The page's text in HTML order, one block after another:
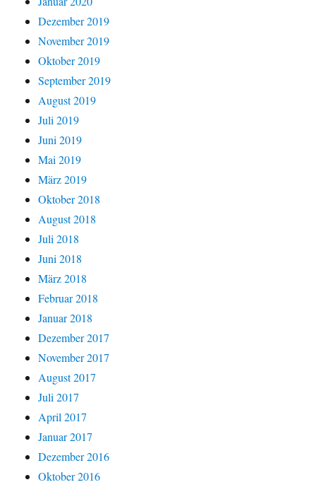
Dezember 2019
November 2019
Oktober 2019
September 2019
August 2019
Juli 2019
Juni 2019
Mai 2019
März 2019
Oktober 2018
August 2018
Juli 2018
Juni 2018
März 2018
Februar 2018
Januar 2018
Dezember 2017
November 2017
August 2017
Juli 2017
April 2017
Januar 2017
Dezember 2016
Oktober 2016